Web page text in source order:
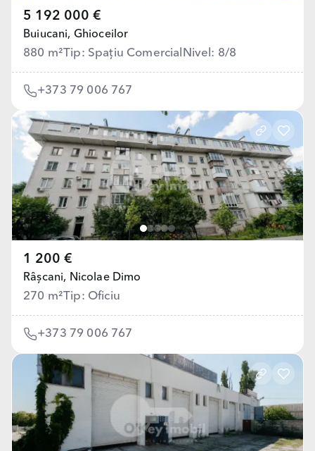
5 192 000 €
Buiucani, Ghioceilor
880 m²Tip: Spațiu Comercial Nivel: 8/8
+373 79 006 767
1 200 €
Râșcani, Nicolae Dimo
270 m²Tip: Oficiu
+373 79 006 767